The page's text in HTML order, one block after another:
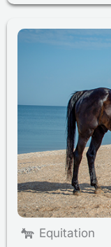
Equitation